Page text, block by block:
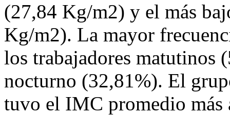
(27,84 Kg/m2) y el más
Kg/m2). La mayor
los trabajadores matutinos
nocturno (32,81%). El
tuvo el IMC promedio